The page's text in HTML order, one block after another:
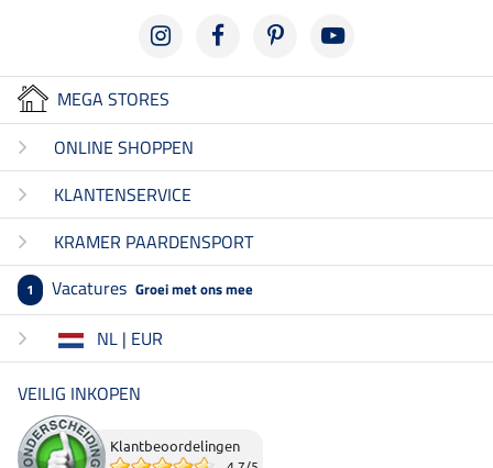
MEGA STORES
ONLINE SHOPPEN
KLANTENSERVICE
KRAMER PAARDENSPORT
1 Vacatures Groei met ons mee
NL | EUR
VEILIG INKOPEN
Klantbeoordelingen